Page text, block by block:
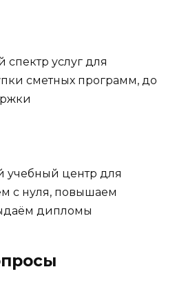
услуг для
сметных программ, до
центр для
с нуля, повышаем
дипломы